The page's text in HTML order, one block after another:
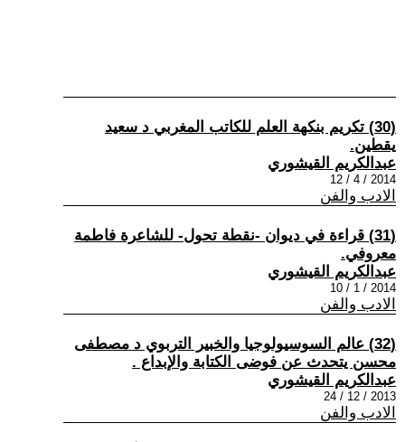
(30) تكريم بنكهة العلم للكاتب المغربي د سعيد
يقطين.
عبدالكريم القيشوري
2014 / 4 / 12
الادب والفن
(31) قراءة في ديوان -نقطة تحول- للشاعرة فاطمة
معروفي.
عبدالكريم القيشوري
2014 / 1 / 10
الادب والفن
(32) عالم السوسيولوجيا والخبير التربوي د مصطفى
محسن يتحدث عن فوضى الكتابة والإبداع .
عبدالكريم القيشوري
2013 / 12 / 24
الادب والفن